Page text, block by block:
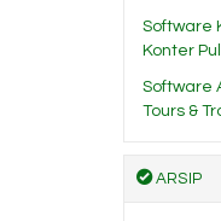
Software
Konter
Software
Tours &
ARSIP